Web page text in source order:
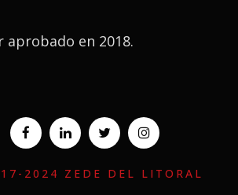
aprobado en 2018.
2024 ZEDE DEL LITORAL